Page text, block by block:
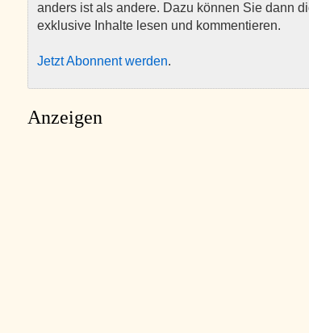
anders ist als andere. Dazu können Sie dann
exklusive Inhalte lesen und kommentieren.
Jetzt Abonnent werden.
Anzeigen